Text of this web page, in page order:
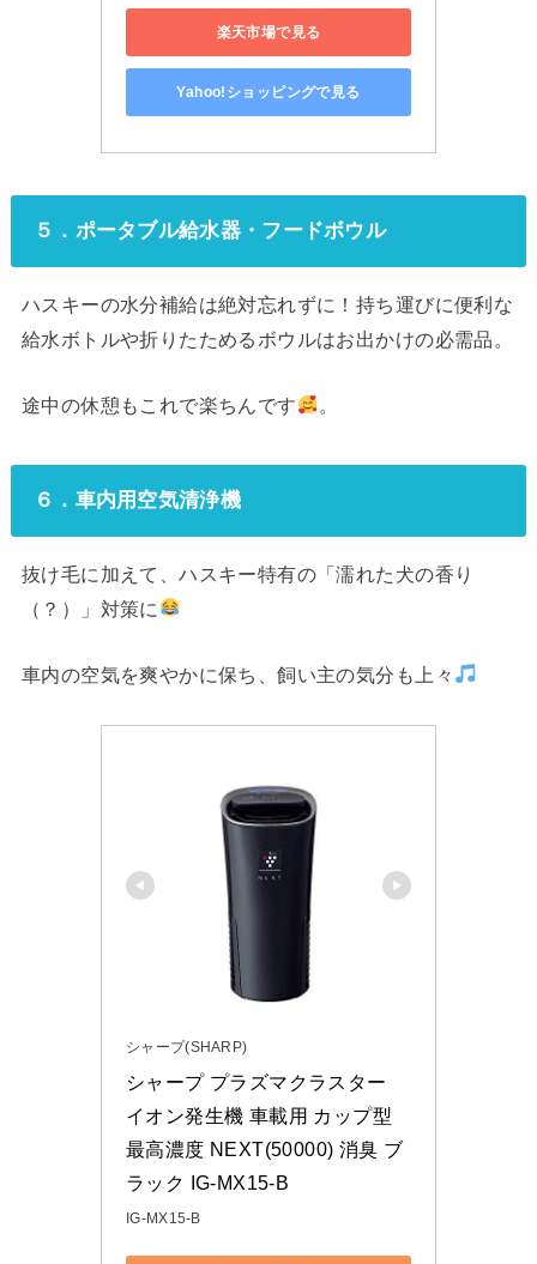
楽天市場で見る
Yahoo!ショッピングで見る
５．ポータブル給水器・フードボウル
ハスキーの水分補給は絶対忘れずに！持ち運びに便利な
給水ボトルや折りたためるボウルはお出かけの必需品。
途中の休憩もこれで楽ちんです 。
６．車内用空気清浄機
抜け毛に加えて、ハスキー特有の「濡れた犬の香り
（？）」対策に
車内の空気を爽やかに保ち、飼い主の気分も上々
シャープ(SHARP)
シャープ プラズマクラスター
イオン発生機 車載用 カップ型
最高濃度 NEXT(50000) 消臭 ブ
ラック IG-MX15-B
IG-MX15-B